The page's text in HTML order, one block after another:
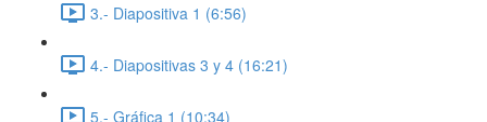
3.- Diapositiva 1 (6:56)
4.- Diapositivas 3 y 4 (16:21)
5.- Gráfica 1 (10:34)